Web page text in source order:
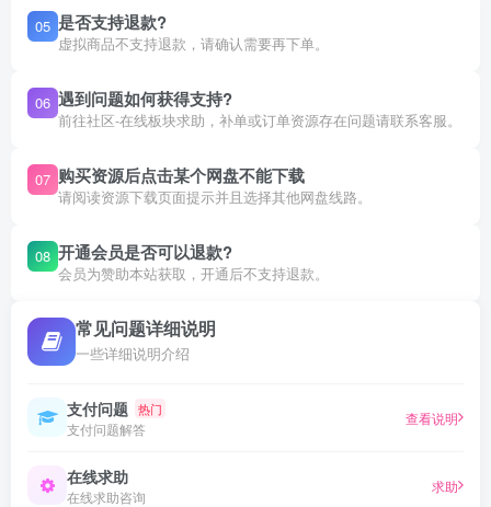
05 是否支持退款?
虚拟商品不支持退款，请确认需要再下单。
06 遇到问题如何获得支持?
前往社区-在线板块求助，补单或订单资源存在问题请联系客服。
07 购买资源后点击某个网盘不能下载
请阅读资源下载页面提示并且选择其他网盘线路。
08 开通会员是否可以退款?
会员为赞助本站获取，开通后不支持退款。
常见问题详细说明
一些详细说明介绍
支付问题 热门
支付问题解答
查看说明
在线求助
在线求助咨询
求助